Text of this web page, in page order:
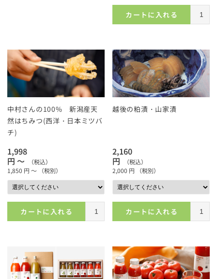
カートに入れる
中村さんの100% 新潟産天
然はちみつ(西洋・日本ミツバ
チ)
1,998
円 ～
（税込）
1,850 円 ～ （税別）
カートに入れる
越後の粕漬・山家漬
2,160
円
（税込）
2,000 円 （税別）
カートに入れる